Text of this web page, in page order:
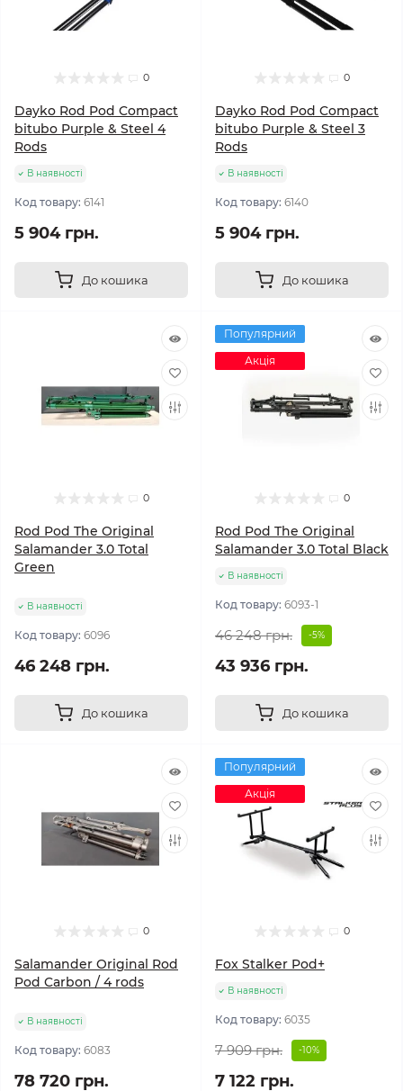
0
Dayko Rod Pod Compact
bitubo Purple & Steel 4
Rods
В наявності
Код товару: 6141
5 904 грн.
До кошика
0
Dayko Rod Pod Compact
bitubo Purple & Steel 3
Rods
В наявності
Код товару: 6140
5 904 грн.
До кошика
0
Rod Pod The Original
Salamander 3.0 Total
Green
В наявності
Код товару: 6096
46 248 грн.
До кошика
Популярний
Акція
0
Rod Pod The Original
Salamander 3.0 Total Black
В наявності
Код товару: 6093-1
46 248 грн. -5%
43 936 грн.
До кошика
0
Salamander Original Rod
Pod Carbon / 4 rods
В наявності
Код товару: 6083
78 720 грн.
Популярний
Акція
0
Fox Stalker Pod+
В наявності
Код товару: 6035
7 909 грн. -10%
7 122 грн.